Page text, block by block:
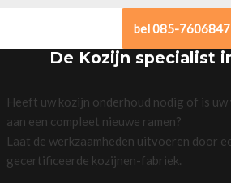
bel 085-7606847
De Kozijn specialist
Heeft uw kozijn onderhoud nodig of is
aan een compleet nieuwe ramen?
Laat de werkzaamheden uitvoeren door
gecertificeerde kozijnen-fabriek.